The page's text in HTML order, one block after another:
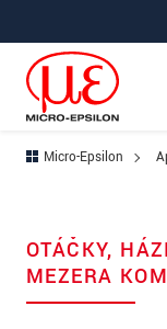
Prejdite priamo na
Micro-Epsilon
OTÁČKY,
MEZERA